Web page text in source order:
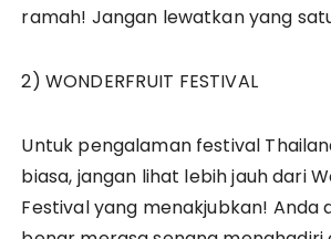
ramah! Jangan lewatkan yang
2) WONDERFRUIT FESTIVAL
Untuk pengalaman festival
biasa, jangan lihat lebih jauh dari
Festival yang menakjubkan! Anda